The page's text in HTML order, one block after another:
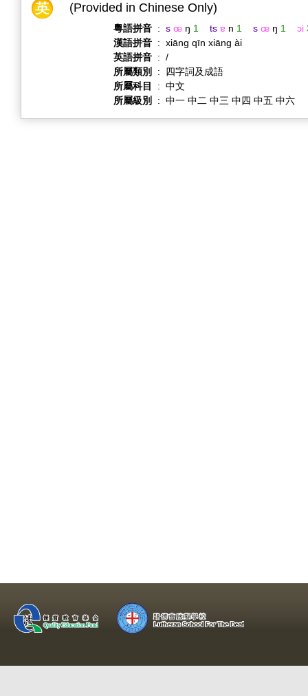
(Provided in Chinese Only)
粵語拼音 : s œ ŋ 1 ts ɐ n 1 s œ ŋ 1 ɔi
漢語拼音 : xiāng qīn xiāng ài
英語拼音 : /
所屬類別
:
四字詞及成語
所屬科目
: 中文
所屬級別
: 中一 中二 中三 中四 中五 中六